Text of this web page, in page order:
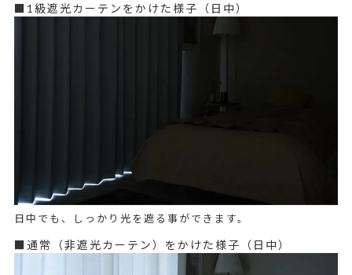
■1級遮光カーテンをかけた様子（日中）
日中でも、しっかり光を遮る事ができます。
■通常（非遮光カーテン）をかけた様子（日中）